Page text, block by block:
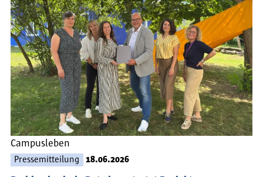
Campusleben
Pressemitteilung 18.06.2026